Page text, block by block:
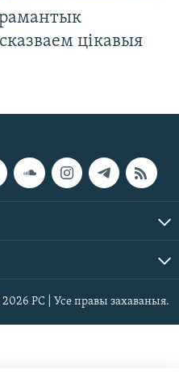
цікавыя
РС | Усе правы захаваныя.